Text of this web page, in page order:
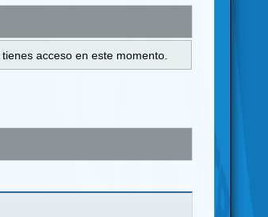
acceso en este momento.